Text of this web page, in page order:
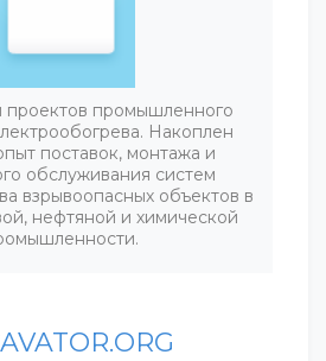
проектов промышленного
Накоплен
поставок, монтажа и
обслуживания систем
взрывоопасных объектов в
нефтяной и химической